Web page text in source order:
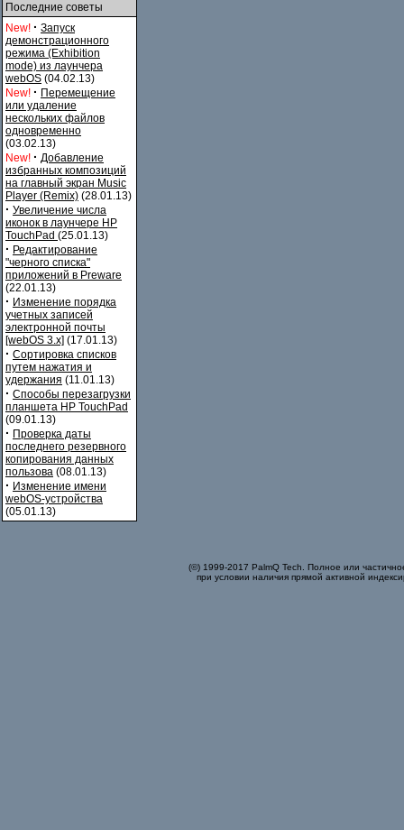
Последние советы
New! · Запуск
демонстрационного
режима (Exhibition
mode) из лаунчера
webOS (04.02.13)
New! · Перемещение
или удаление
нескольких файлов
одновременно
(03.02.13)
New! · Добавление
избранных композиций
на главный экран Music
Player (Remix) (28.01.13)
· Увеличение числа
иконок в лаунчере HP
TouchPad (25.01.13)
· Редактирование
"черного списка"
приложений в Preware
(22.01.13)
· Изменение порядка
учетных записей
электронной почты
[webOS 3.x] (17.01.13)
· Сортировка списков
путем нажатия и
удержания (11.01.13)
· Способы перезагрузки
планшета HP TouchPad
(09.01.13)
· Проверка даты
последнего резервного
копирования данных
пользова (08.01.13)
· Изменение имени
webOS-устройства
(05.01.13)
(©) 1999-2017 PalmQ Tech. Полное или
при условии наличия прямой активной